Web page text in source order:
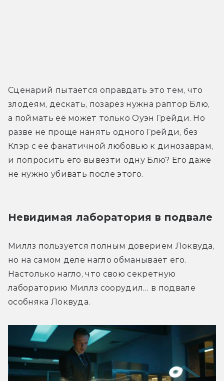
Сценарий пытается оправдать это тем, что
злодеям, дескать, позарез нужна раптор Блю,
а поймать её может только Оуэн Грейди. Но
разве не проще нанять одного Грейди, без
Клэр с её фанатичной любовью к динозаврам,
и попросить его вывезти одну Блю? Его даже
не нужно убивать после этого.
Невидимая лаборатория в подвале
Миллз пользуется полным доверием Локвуда,
но на самом деле нагло обманывает его.
Настолько нагло, что свою секретную
лабораторию Миллз соорудил… в подвале
особняка Локвуда.